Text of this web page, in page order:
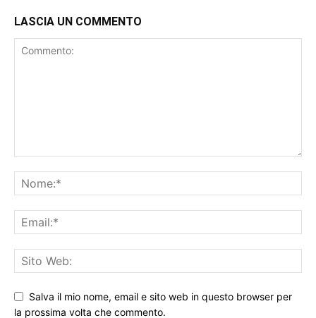
LASCIA UN COMMENTO
Salva il mio nome, email e sito web in questo browser per
la prossima volta che commento.